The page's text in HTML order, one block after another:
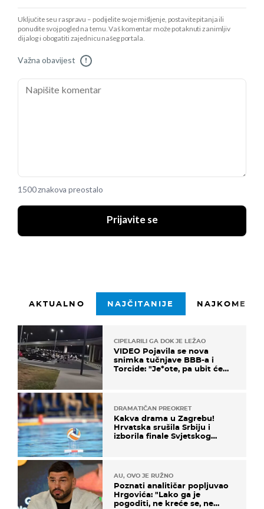
Uključite se u raspravu – podijelite svoje mišljenje, postavite pitanja ili
ponudite svoj pogled na temu. Vaš komentar može potaknuti zanimljiv
dijalog i obogatiti zajednicu našeg portala.
Važna obavijest !
1500 znakova preostalo
Prijavite se
AKTUALNO NAJČITANIJE
CIPELARILI GA DOK JE LEŽAO
VIDEO Pojavila se nova
snimka tučnjave BBB-a i
Torcide: "Je*ote, pa ubit će
DRAMATIČAN PREOKRET
Kakva drama u Zagrebu!
Hrvatska srušila Srbiju i
izborila finale Svjetskog
AU, OVO JE RUŽNO
Poznati analitičar popljuvao
Hrgovića: "Lako ga je
pogoditi, ne kreće se, ne